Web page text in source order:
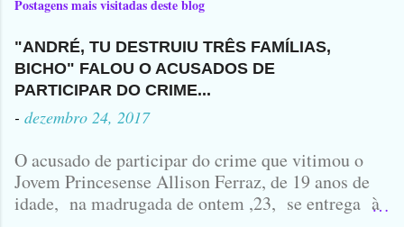
Postagens mais visitadas deste blog
"ANDRÉ, TU DESTRUIU TRÊS FAMÍLIAS,
BICHO" FALOU O ACUSADOS DE
PARTICIPAR DO CRIME...
- dezembro 24, 2017
O acusado de participar do crime que vitimou o
Jovem Princesense Allison Ferraz, de 19 anos de
idade, na madrugada de ontem ,23, se entrega à